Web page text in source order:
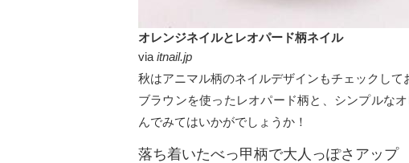
オレンジネイルとレオパード柄ネイル
via itnail.jp
秋はアニマル柄のネイルデザインもチェックして
ブラウンを使ったレオパード柄と、シンプルな
んでみてはいかがでしょうか！
落ち着いたべっ甲柄で大人っぽさアップ